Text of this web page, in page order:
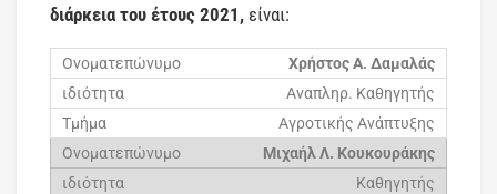
διάρκεια του έτους 2021, είναι:
Χρήστος Α. Δαμαλάς
Αναπληρ. Καθηγητής
Αγροτικής Ανάπτυξης
Μιχαήλ Λ. Κουκουράκης
Καθηγητής